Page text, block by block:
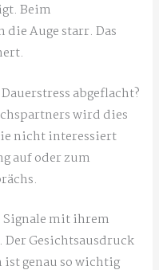
Beim
Auge starr. Das
abgeflacht?
wird dies
nicht interessiert
auf oder zum
Signale mit ihrem
Gesichtsausdruck
genau so wichtig